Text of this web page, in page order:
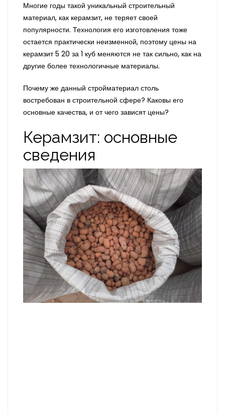
Многие годы такой уникальный строительный
материал, как керамзит, не теряет своей
популярности. Технология его изготовления тоже
остается практически неизменной, поэтому цены на
керамзит 5 20 за 1 куб меняются не так сильно, как на
другие более технологичные материалы.
Почему же данный стройматериал столь
востребован в строительной сфере? Каковы его
основные качества, и от чего зависят цены?
Керамзит: основные
сведения